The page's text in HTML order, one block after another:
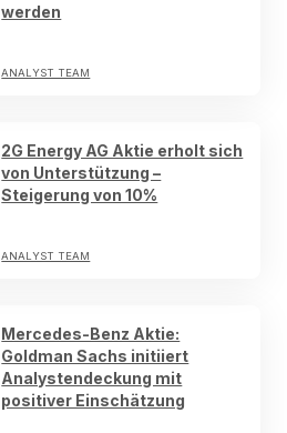
werden
ANALYST TEAM
2G Energy AG Aktie erholt sich
von Unterstützung –
Steigerung von 10%
ANALYST TEAM
Mercedes-Benz Aktie:
Goldman Sachs initiiert
Analystendeckung mit
positiver Einschätzung